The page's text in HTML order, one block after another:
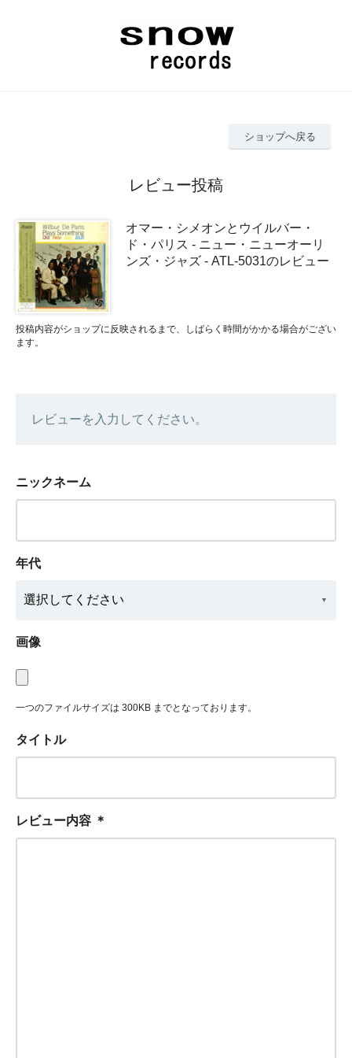
ショップへ戻る
レビュー投稿
オマー・シメオンとウイルバー・
ド・パリス - ニュー・ニューオーリ
ンズ・ジャズ - ATL-5031のレビュー
投稿内容がショップに反映されるまで、しばらく時間がかかる場合がござい
ます。
レビューを入力してください。
ニックネーム
年代
画像
一つのファイルサイズは 300KB までとなっております。
タイトル
レビュー内容 ＊